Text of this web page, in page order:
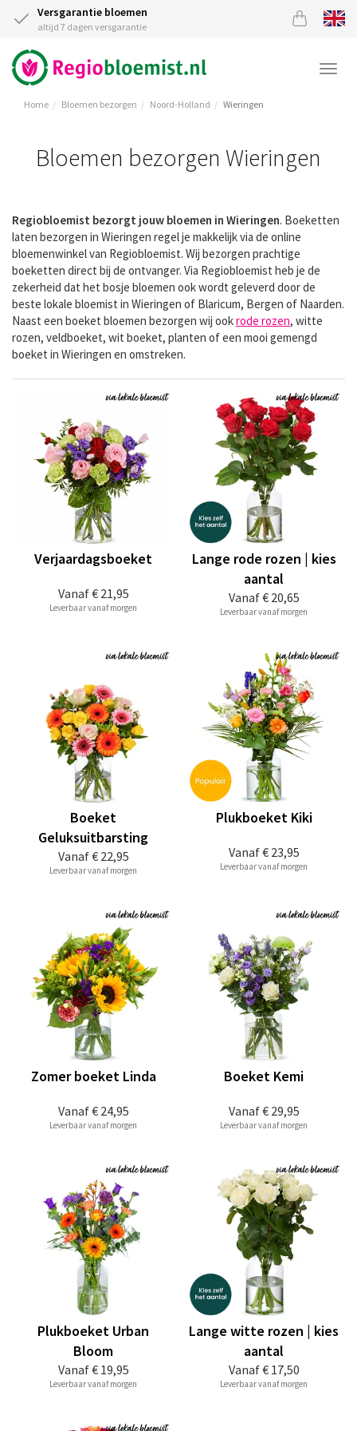
Versgarantie bloemen
altijd 7 dagen versgarantie
Home Bloemen bezorgen Noord-Holland Wieringen
Bloemen bezorgen Wieringen
Regiobloemist bezorgt jouw bloemen in Wieringen. Boeketten
laten bezorgen in Wieringen regel je makkelijk via de online
bloemenwinkel van Regiobloemist. Wij bezorgen prachtige
boeketten direct bij de ontvanger. Via Regiobloemist heb je de
zekerheid dat het bosje bloemen ook wordt geleverd door de
beste lokale bloemist in Wieringen of Blaricum, Bergen of Naarden.
Naast een boeket bloemen bezorgen wij ookrode rozen, witte
rozen, veldboeket, wit boeket, planten of een mooi gemengd
boeket in Wieringen en omstreken.
Vanaf€ 21,95
Verjaardagsboeket
Leverbaar vanaf morgen
Vanaf€ 20,65
Lange rode rozen | kies
aantal
Leverbaar vanaf morgen
Vanaf€ 22,95
Boeket
Geluksuitbarsting
Leverbaar vanaf morgen
Vanaf€ 23,95
Plukboeket Kiki
Leverbaar vanaf morgen
Vanaf€ 24,95
Zomer boeket Linda
Leverbaar vanaf morgen
Vanaf€ 29,95
Boeket Kemi
Leverbaar vanaf morgen
Vanaf€ 19,95
Plukboeket Urban
Bloom
Leverbaar vanaf morgen
Vanaf€ 17,50
Lange witte rozen | kies
aantal
Leverbaar vanaf morgen